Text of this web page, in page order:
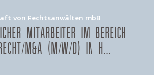
von Rechtsanwälten mbB
MITARBEITER IM BEREICH
M&A (M/W/D) IN H...